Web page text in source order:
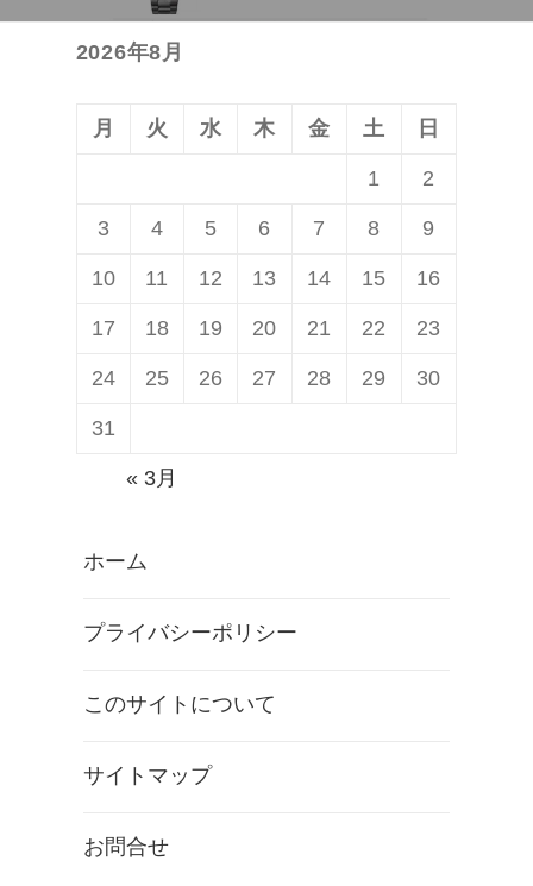
投
2026年8月
月 火 水 木 金 土 日
1 2
3 4 5 6 7 8 9
10 11 12 13 14 15 16
17 18 19 20 21 22 23
24 25 26 27 28 29 30
31
« 3月
ホーム
プライバシーポリシー
このサイトについて
サイトマップ
お問合せ